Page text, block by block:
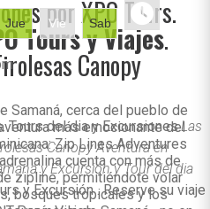
por XPO Tours.
Tours y Viajes.
Canopy
Tours del dia y Excursiones.Las
Canopy Aventura en
y Excursión y Tour del dia
y Excursión . Reserve su viaje
Jue Vie Sab
Samaná, cerca del pueblo de
más emocionante del
Zip Lines Adventures
cuenta con más de
zipline, permitiéndote volar
bosques tropicales y los